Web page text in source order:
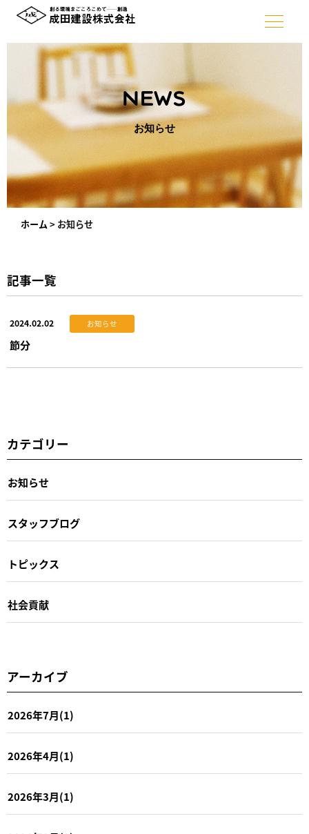
NEWS
お知らせ
ホーム > お知らせ
記事一覧
2024.02.02 お知らせ
節分
カテゴリー
お知らせ
スタッフブログ
トピックス
社会貢献
アーカイブ
2026年7月(1)
2026年4月(1)
2026年3月(1)